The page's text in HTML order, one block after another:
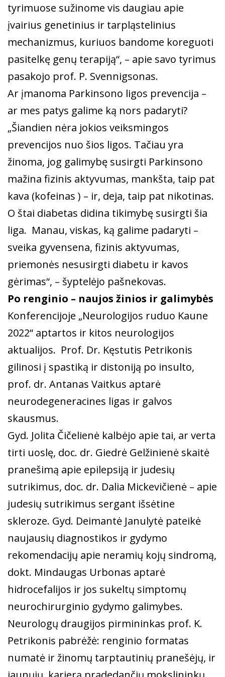
tyrimuose sužinome vis daugiau apie
įvairius genetinius ir tarpląstelinius
mechanizmus, kuriuos bandome koreguoti
pasitelkę genų terapiją“, – apie savo tyrimus
pasakojo prof. P. Svennigsonas.
Ar įmanoma Parkinsono ligos prevencija –
ar mes patys galime ką nors padaryti?
„Šiandien nėra jokios veiksmingos
prevencijos nuo šios ligos. Tačiau yra
žinoma, jog galimybę susirgti Parkinsono
mažina fizinis aktyvumas, mankšta, taip pat
kava (kofeinas ) – ir, deja, taip pat nikotinas.
O štai diabetas didina tikimybę susirgti šia
liga. Manau, viskas, ką galime padaryti –
sveika gyvensena, fizinis aktyvumas,
priemonės nesusirgti diabetu ir kavos
gėrimas“, – šyptelėjo pašnekovas.
Po renginio – naujos žinios ir galimybės
Konferencijoje „Neurologijos ruduo Kaune
2022“ aptartos ir kitos neurologijos
aktualijos. Prof. Dr. Kęstutis Petrikonis
gilinosi į spastiką ir distoniją po insulto,
prof. dr. Antanas Vaitkus aptarė
neurodegeneracines ligas ir galvos
skausmus.
Gyd. Jolita Čičelienė kalbėjo apie tai, ar verta
tirti uoslę, doc. dr. Giedrė Gelžinienė skaitė
pranešimą apie epilepsiją ir judesių
sutrikimus, doc. dr. Dalia Mickevičienė – apie
judesių sutrikimus sergant išsėtine
skleroze. Gyd. Deimantė Janulytė pateikė
naujausių diagnostikos ir gydymo
rekomendacijų apie neramių kojų sindromą,
dokt. Mindaugas Urbonas aptarė
hidrocefalijos ir jos sukeltų simptomų
neurochirurginio gydymo galimybes.
Neurologų draugijos pirmininkas prof. K.
Petrikonis pabrėžė: renginio formatas
numatė ir žinomų tarptautinių pranešėjų, ir